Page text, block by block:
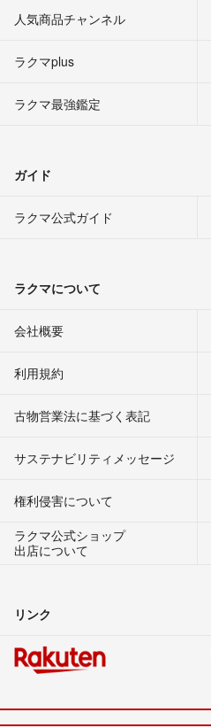
人気商品チャンネル
ラクマplus
ラクマ最強鑑定
ガイド
ラクマ公式ガイド
ラクマについて
会社概要
利用規約
古物営業法に基づく表記
サステナビリティメッセージ
権利侵害について
ラクマ公式ショップ
出店について
リンク